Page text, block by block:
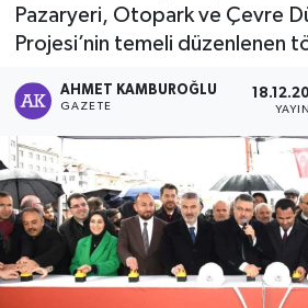
Pazaryeri, Otopark ve Çevre
Projesi’nin temeli düzenlenen
AHMET KAMBUROĞLU
GAZETE